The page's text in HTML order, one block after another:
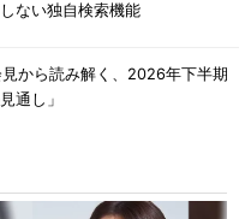
ない独自検索機能
から読み解く、2026年下半期
通し」